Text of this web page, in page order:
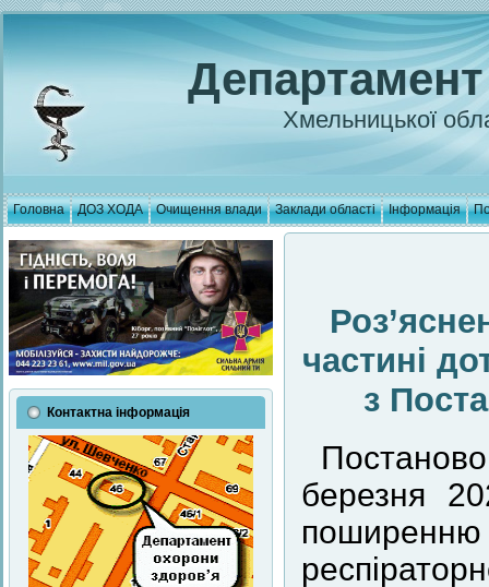
Хмельницької
Головна ДОЗ ХОДА Очищення влади Заклади області Інформація
Контактна інформація
частині
з
березня